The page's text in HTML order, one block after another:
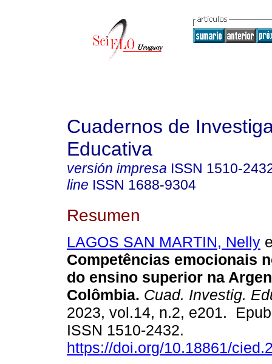
Cuadernos de
Educativa
versión impresa ISSN 1510-
line ISSN 1688-9304
Resumen
LAGOS SAN MARTIN, Nelly
Competências emocionais
do ensino superior na
Colômbia. Cuad. Investig.
2023, vol.14, n.2, e201.
ISSN 1510-2432.
https://doi.org/10.18861/